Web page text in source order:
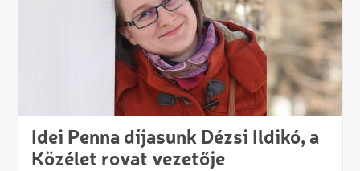
Idei Penna díjasunk Dézsi Ildikó, a
Közélet rovat vezetője